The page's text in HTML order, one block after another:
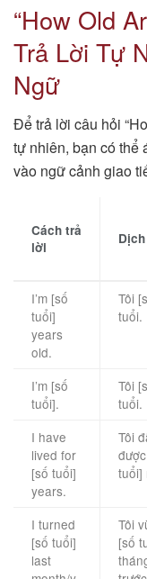
“How Old
Trả Lời Tự
Ngữ
Để trả lời câu hỏi
tự nhiên, bạn có thể
vào ngữ cảnh giao
Cách trả
lời
I’m [số
tuổi]
years
old.
Tôi
tuổi.
I’m [số
tuổi].
Tôi
tuổi.
I have
lived for
[số tuổi]
years.
Tôi
tuổi]
I turned
[số tuổi]
last
Tôi
[số